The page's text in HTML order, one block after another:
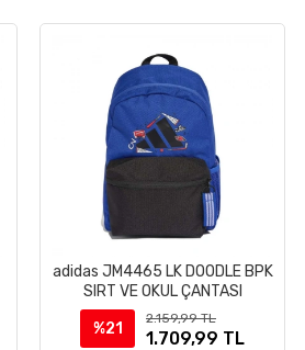
adidas JM4465 LK DOODLE BPK
SIRT VE OKUL ÇANTASI
%21
2.159,99 TL
1.709,99 TL